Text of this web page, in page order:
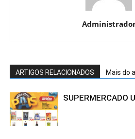
ARTIGOS RELACIONADOS Mais do
SUPERMERCADO